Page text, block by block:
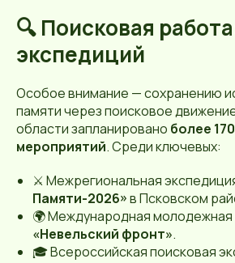
🔍 Поисковая
экспедиций
Особое внимание — сохранению
памяти через поисковое
области запланировано более
мероприятий. Среди ключевых:
⚔️ Межрегиональная
Памяти-2026»в Псковском
🌍 Международная молодежная
«Невельский фронт».
🎓 Всероссийская поисковая